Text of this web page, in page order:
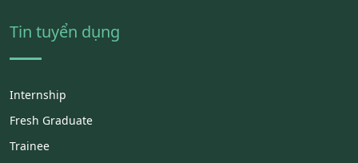
Tin tuyển dụng
Internship
Fresh Graduate
Trainee